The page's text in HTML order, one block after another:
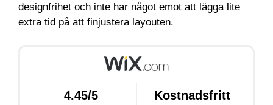
designfrihet och inte har något emot att lägga lite
extra tid på att finjustera layouten.
4.45/5 Kostnadsfritt